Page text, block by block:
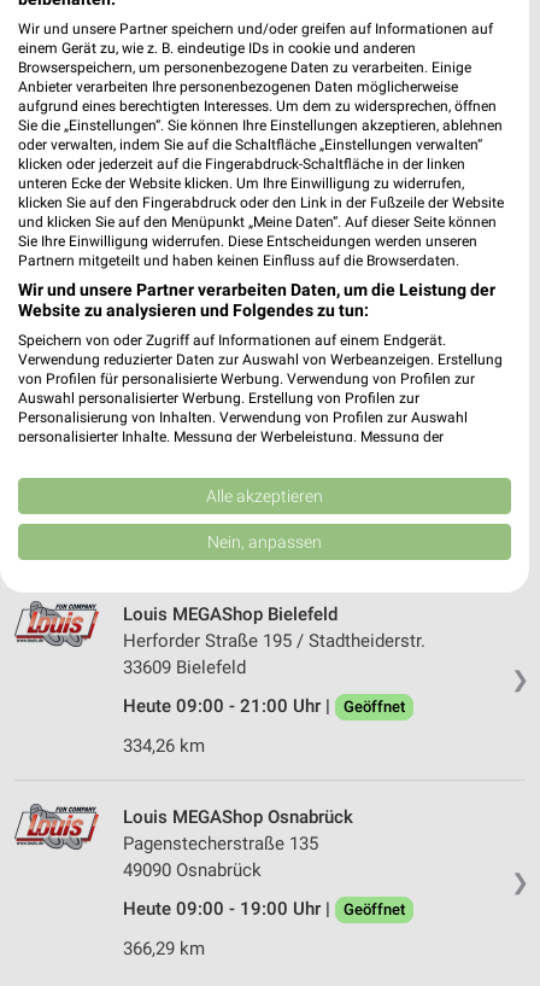
Rudolf-Diesel-Straße 99
46485 Wesel
Heute 09:00 - 21:00 Uhr | Geöffnet
469,71 km
Louis FUNSHOP Düsseldorf
Graf-Adolf-Straße 66
40210 Düsseldorf
Heute 09:00 - 21:00 Uhr | Geöffnet
476,76 km
❯
Louis MEGAShop Paderborn
Frankfurter Weg 48
Heute 09:00 - 21:00 Uhr |
❯
Louis MEGAShop Bielefeld
Herforder Straße 195 / Stadtheiderstr.
33609 Bielefeld
Heute 09:00 - 21:00 Uhr |
Geöffnet
334,26 km
❯
Louis MEGAShop Osnabrück
Pagenstecherstraße 135
49090 Osnabrück
Heute 09:00 - 19:00 Uhr |
Geöffnet
366,29 km
Wir und unsere Partner speichern und/oder greifen auf Informationen auf
einem Gerät zu, wie z. B. eindeutige IDs in cookie und anderen
Browserspeichern, um personenbezogene Daten zu verarbeiten. Einige
Anbieter verarbeiten Ihre personenbezogenen Daten möglicherweise
aufgrund eines berechtigten Interesses. Um dem zu widersprechen, öffnen
Sie die „Einstellungen“. Sie können Ihre Einstellungen akzeptieren, ablehnen
oder verwalten, indem Sie auf die Schaltfläche „Einstellungen verwalten“
klicken oder jederzeit auf die Fingerabdruck-Schaltfläche in der linken
unteren Ecke der Website klicken. Um Ihre Einwilligung zu widerrufen,
klicken Sie auf den Fingerabdruck oder den Link in der Fußzeile der Website
und klicken Sie auf den Menüpunkt „Meine Daten“. Auf dieser Seite können
Sie Ihre Einwilligung widerrufen. Diese Entscheidungen werden unseren
Partnern mitgeteilt und haben keinen Einfluss auf die Browserdaten.
Wir und unsere Partner verarbeiten Daten, um die Leistung der
Website zu analysieren und Folgendes zu tun:
Speichern von oder Zugriff auf Informationen auf einem Endgerät.
Verwendung reduzierter Daten zur Auswahl von Werbeanzeigen. Erstellung
von Profilen für personalisierte Werbung. Verwendung von Profilen zur
Auswahl personalisierter Werbung. Erstellung von Profilen zur
Personalisierung von Inhalten. Verwendung von Profilen zur Auswahl
personalisierter Inhalte. Messung der Werbeleistung. Messung der
Kombinationen von Daten aus verschiedenen Quellen. Entwicklung und
Verbesserung der Angebote. Verwendung reduzierter Daten zur Auswahl
von Inhalten.
Daten können außerhalb der Europäischen Union weitergegeben und in die
USA gesendet werden.
Website/App.
Partnerliste anzeigen (1 IAB-Anbieter)
Wir nutzen Ihre Daten für folgende Zwecke:
auf einem Endgerät
Werbeanzeigen
Erstellung von Profilen für personalisierte
Verwendung von Profilen zur Auswahl
personalisierter Werbung
Alle akzeptieren
Nein, anpassen